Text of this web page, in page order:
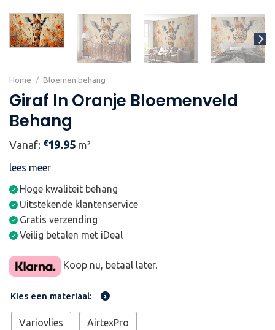
Home / Bloemen behang
Giraf In Oranje Bloemenveld
Behang
Vanaf: €19.95 m²
lees meer
Hoge kwaliteit behang
Uitstekende klantenservice
Gratis verzending
Veilig betalen met iDeal
Koop nu, betaal later.
Kies een materiaal:
Variovlies AirtexPro